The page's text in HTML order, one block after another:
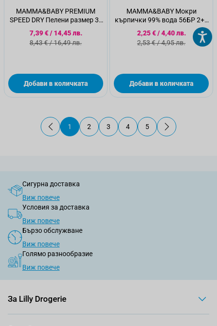
MAMMA&BABY PREMIUM
SPEED DRY Пелени размер 3 ,
4-9кг , 46 бр
Специална цена
7,39 €/ 14,45 лв.
Стандартна цена
8,43 €/16,49 лв.
Добави в количката
MAMMA&BABY Mокри
кърпички 99% вода 56БР 2+1
безплатно
Специална цена
2,25 €/4,40 лв.
Стандартна цена
2,53 €/4,95 лв.
Добави в количката
В момента четете страница
1
Страница
2
Страница
3
Страница
4
Страница
5
Сигурна доставка
Виж повече
Условия за доставка
Виж повече
Бързо обслужване
Виж повече
Голямо разнообразие
Виж повече
За Lilly Drogerie